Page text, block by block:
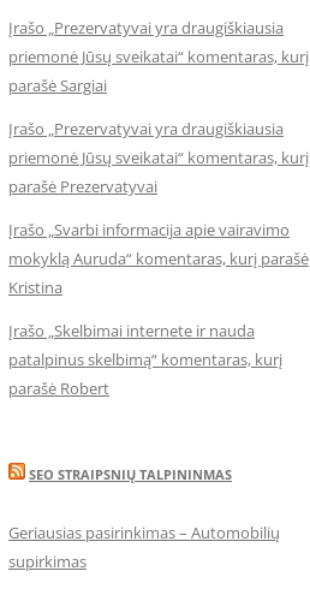
Įrašo „Prezervatyvai yra draugiškiausia
priemonė Jūsų sveikatai“ komentaras, kurį
parašė Sargiai
Įrašo „Prezervatyvai yra draugiškiausia
priemonė Jūsų sveikatai“ komentaras, kurį
parašė Prezervatyvai
Įrašo „Svarbi informacija apie vairavimo
mokyklą Auruda“ komentaras, kurį parašė
Kristina
Įrašo „Skelbimai internete ir nauda
patalpinus skelbimą“ komentaras, kurį
parašė Robert
SEO STRAIPSNIŲ TALPININMAS
Geriausias pasirinkimas – Automobilių
supirkimas